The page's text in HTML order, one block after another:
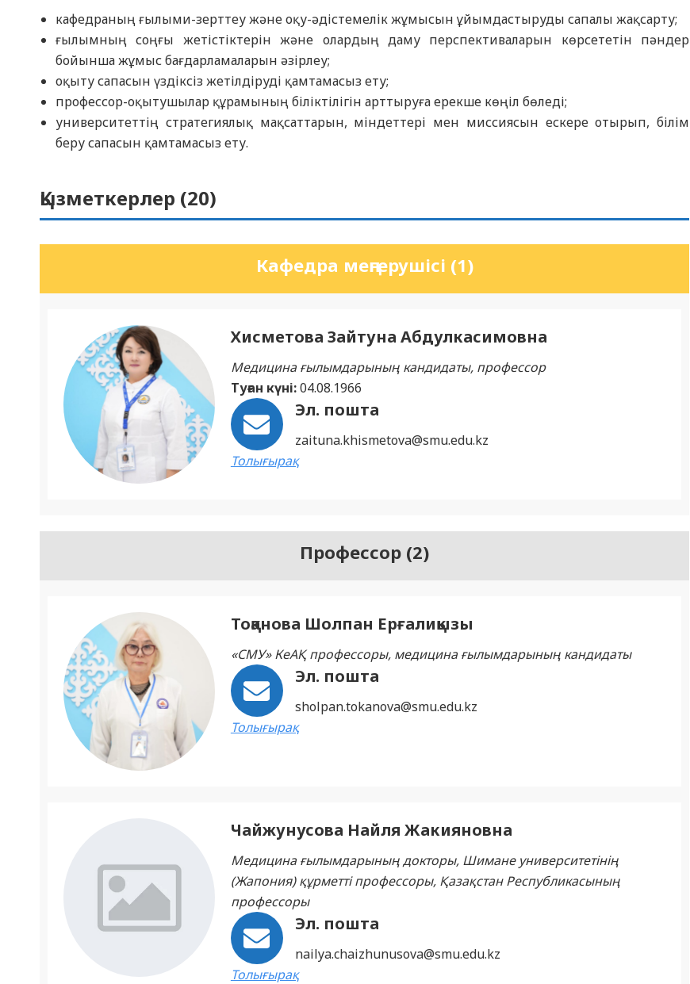
кафедраның ғылыми-зерттеу және оқу-әдістемелік жұмысын ұйымдастыруды сапалы жақсарту;
ғылымның соңғы жетістіктерін және олардың даму перспективаларын көрсететін пәндер
бойынша жұмыс бағдарламаларын әзірлеу;
оқыту сапасын үздіксіз жетілдіруді қамтамасыз ету;
профессор-оқытушылар құрамының біліктілігін арттыруға ерекше көңіл бөледі;
университеттің стратегиялық мақсаттарын, міндеттері мен миссиясын ескере отырып, білім
беру сапасын қамтамасыз ету.
Қызметкерлер (20)
Кафедра меңгерушісі (1)
Хисметова Зайтуна Абдулкасимовна
Медицина ғылымдарының кандидаты, профессор
Туған күні:04.08.1966
Эл. пошта
zaituna.khismetova@smu.edu.kz
Толығырақ
Профессор (2)
Тоқанова Шолпан Ерғалиқызы
«СМУ» КеАҚ профессоры, медицина ғылымдарының кандидаты
Эл. пошта
sholpan.tokanova@smu.edu.kz
Толығырақ
Чайжунусова Найля Жакияновна
Медицина ғылымдарының докторы, Шимане университетінің
(Жапония) құрметті профессоры, Қазақстан Республикасының
профессоры
Эл. пошта
nailya.chaizhunusova@smu.edu.kz
Толығырақ